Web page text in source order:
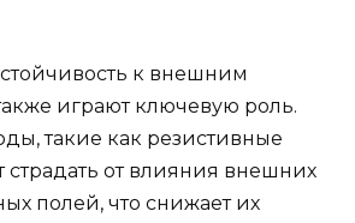
к внешним
играют ключевую роль.
такие как резистивные
страдать от влияния внешних
полей, что снижает их